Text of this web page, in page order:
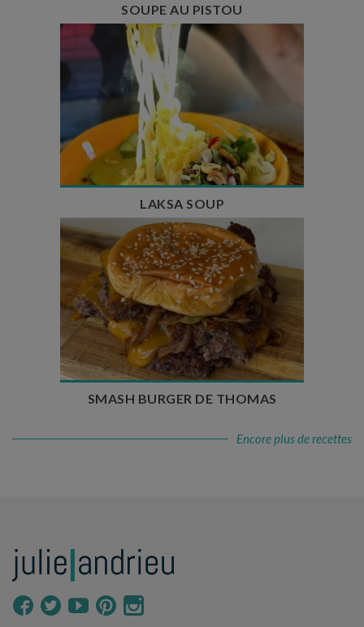
SOUPE AU PISTOU
Temps de préparation : 40 min
Temps de cuisson : 25 min
Nombre de couverts : 4
LAKSA SOUP
Temps de préparation : 20 min
Temps de cuisson : 5 à 10 min
Nombre de couverts : 4
SMASH BURGER DE THOMAS
Encore plus de recettes